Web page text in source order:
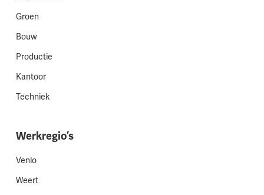
Groen
Bouw
Productie
Kantoor
Techniek
Werkregio’s
Venlo
Weert